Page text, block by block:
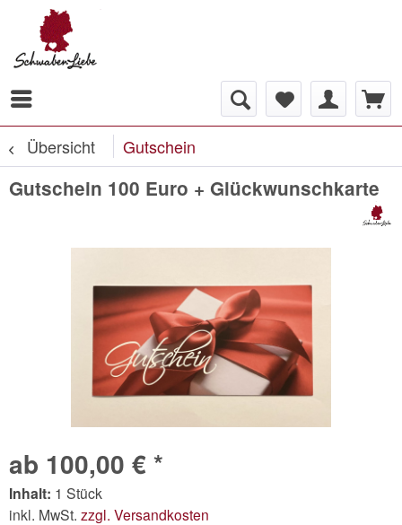
Übersicht Gutschein
Gutschein 100 Euro + Glückwunschkarte
ab 100,00 € *
Inhalt: 1 Stück
inkl. MwSt. zzgl. Versandkosten